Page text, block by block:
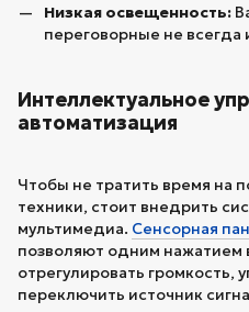
Низкая освещенность:
переговорные не
Интеллектуальное
автоматизация
Чтобы не тратить время на
техники, стоит внедрить
мультимедиа. Сенсорная
позволяют одним нажатием
отрегулировать громкость,
переключить источник